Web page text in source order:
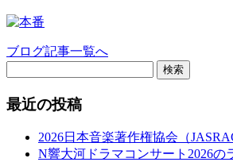
ブログ記事一覧へ
検索
最近の投稿
2026日本音楽著作権協会（
N響大河ドラマコンサート2026の